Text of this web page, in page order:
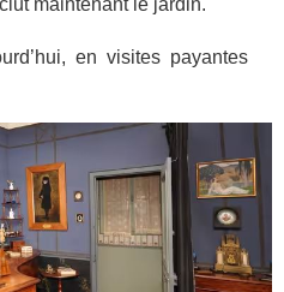
maintenant le jardin.
en visites payantes